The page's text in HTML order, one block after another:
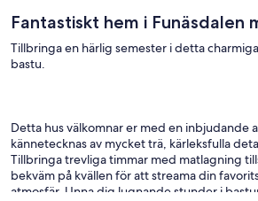
Fantastiskt hem i Funäsdalen
Tillbringa en härlig semester i detta
bastu.
Detta hus välkomnar er med en inbjudande
kännetecknas av mycket trä, kärleksfulla
Tillbringa trevliga timmar med matlagning
bekväm på kvällen för att streama din
atmosfär. Unna dig lugnande stunder i